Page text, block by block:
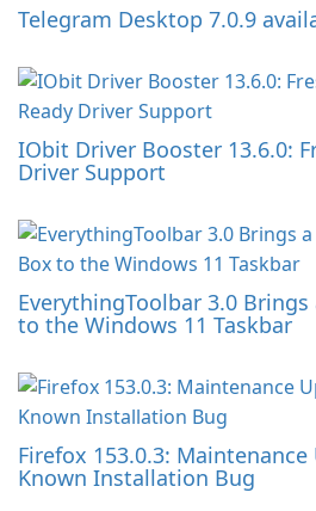
Telegram Desktop 7.0.9
IObit Driver Booster 13.6.0:
Driver Support
EverythingToolbar 3.0 Brings
to the Windows 11 Taskbar
Firefox 153.0.3: Maintenance
Known Installation Bug